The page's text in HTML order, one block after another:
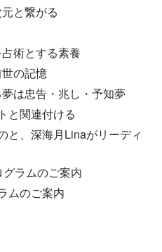
と繋がる
術とする素養
の記憶
は忠告・兆し・予知夢
と関連付ける
と、深海月Linaがリーディ
ラムのご案内
ムのご案内